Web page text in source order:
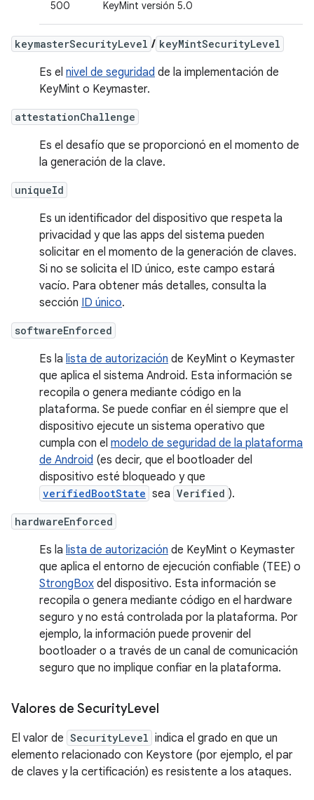
500 KeyMint versión 5.0
keymasterSecurityLevel / keyMintSecurityLevel
Es el nivel de seguridad de la implementación de
KeyMint o Keymaster.
attestationChallenge
Es el desafío que se proporcionó en el momento de
la generación de la clave.
uniqueId
Es un identificador del dispositivo que respeta la
privacidad y que las apps del sistema pueden
solicitar en el momento de la generación de claves.
Si no se solicita el ID único, este campo estará
vacío. Para obtener más detalles, consulta la
sección ID único.
softwareEnforced
Es la lista de autorización de KeyMint o Keymaster
que aplica el sistema Android. Esta información se
recopila o genera mediante código en la
plataforma. Se puede confiar en él siempre que el
dispositivo ejecute un sistema operativo que
cumpla con el modelo de seguridad de la plataforma
de Android (es decir, que el bootloader del
dispositivo esté bloqueado y que
verifiedBootState sea Verified ).
hardwareEnforced
Es la lista de autorización de KeyMint o Keymaster
que aplica el entorno de ejecución confiable (TEE) o
StrongBox del dispositivo. Esta información se
recopila o genera mediante código en el hardware
seguro y no está controlada por la plataforma. Por
ejemplo, la información puede provenir del
bootloader o a través de un canal de comunicación
seguro que no implique confiar en la plataforma.
Valores de SecurityLevel
El valor de SecurityLevel indica el grado en que un
elemento relacionado con Keystore (por ejemplo, el par
de claves y la certificación) es resistente a los ataques.